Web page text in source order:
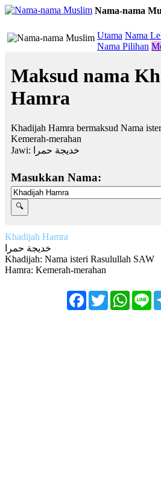
Nama-nama
Utama Nama
Nama Pilihan
Maksud nama
Hamra
Khadijah Hamra bermaksud Nama
Kemerah-merahan
Jawi:
خديجة حمرا
Masukkan Nama:
Khadijah Hamra
خديجة حمرا
Khadijah: Nama isteri Rasulullah SAW
Hamra: Kemerah-merahan
FacebookTwitter